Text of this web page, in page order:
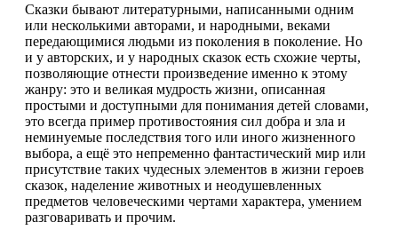
Сказки бывают литературными, написанными одним
или несколькими авторами, и народными, веками
передающимися людьми из поколения в поколение. Но
и у авторских, и у народных сказок есть схожие черты,
позволяющие отнести произведение именно к этому
жанру: это и великая мудрость жизни, описанная
простыми и доступными для понимания детей словами,
это всегда пример противостояния сил добра и зла и
неминуемые последствия того или иного жизненного
выбора, а ещё это непременно фантастический мир или
присутствие таких чудесных элементов в жизни героев
сказок, наделение животных и неодушевленных
предметов человеческими чертами характера, умением
разговаривать и прочим.